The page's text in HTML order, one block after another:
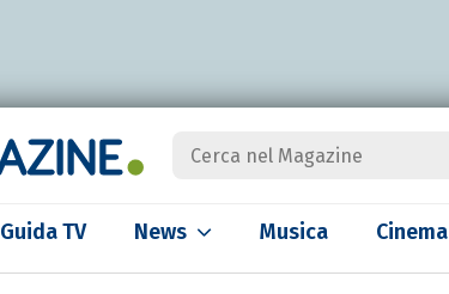
Guida TV News Musica Cinema